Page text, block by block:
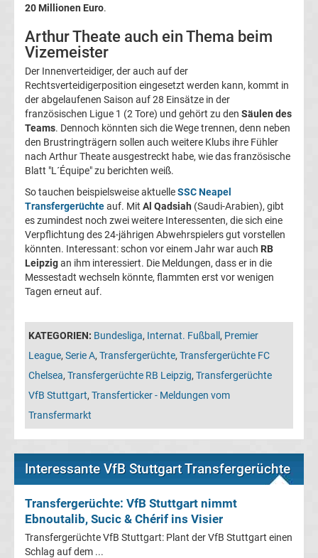
Mainz
05
Transfergerüchte
Alemannia
Aachen
Transfergerüchte
Arminia
Bielefeld
Transfergerüchte
Leverkusen
Transfergerüchte
Bayern
München
Transfergerüchte
20 Millionen Euro.
Arthur Theate auch ein Thema beim
Vizemeister
Der Innenverteidiger, der auch auf der
Rechtsverteidigerposition eingesetzt werden kann, kommt in
der abgelaufenen Saison auf 28 Einsätze in der
französischen Ligue 1 (2 Tore) und gehört zu den Säulen des
Teams. Dennoch könnten sich die Wege trennen, denn neben
den Brustringträgern sollen auch weitere Klubs ihre Fühler
nach Arthur Theate ausgestreckt habe, wie das französische
Blatt "L´Équipe" zu berichten weiß.
So tauchen beispielsweise aktuelleSSC Neapel
Transfergerüchteauf. Mit Al Qadsiah (Saudi-Arabien), gibt
es zumindest noch zwei weitere Interessenten, die sich eine
Verpflichtung des 24-jährigen Abwehrspielers gut vorstellen
könnten. Interessant: schon vor einem Jahr war auch RB
Leipzigan ihm interessiert. Die Meldungen, dass er in die
Messestadt wechseln könnte, flammten erst vor wenigen
Tagen erneut auf.
KATEGORIEN: Bundesliga, Internat. Fußball, Premier
League, Serie A, Transfergerüchte, Transfergerüchte FC
Chelsea, Transfergerüchte RB Leipzig, Transfergerüchte
VfB Stuttgart, Transferticker - Meldungen vom
Transfermarkt
Interessante VfB Stuttgart Transfergerüchte
Transfergerüchte: VfB Stuttgart nimmt
Ebnoutalib, Sucic & Chérif ins Visier
Transfergerüchte VfB Stuttgart: Plant der VfB Stuttgart einen
Schlag auf dem ...